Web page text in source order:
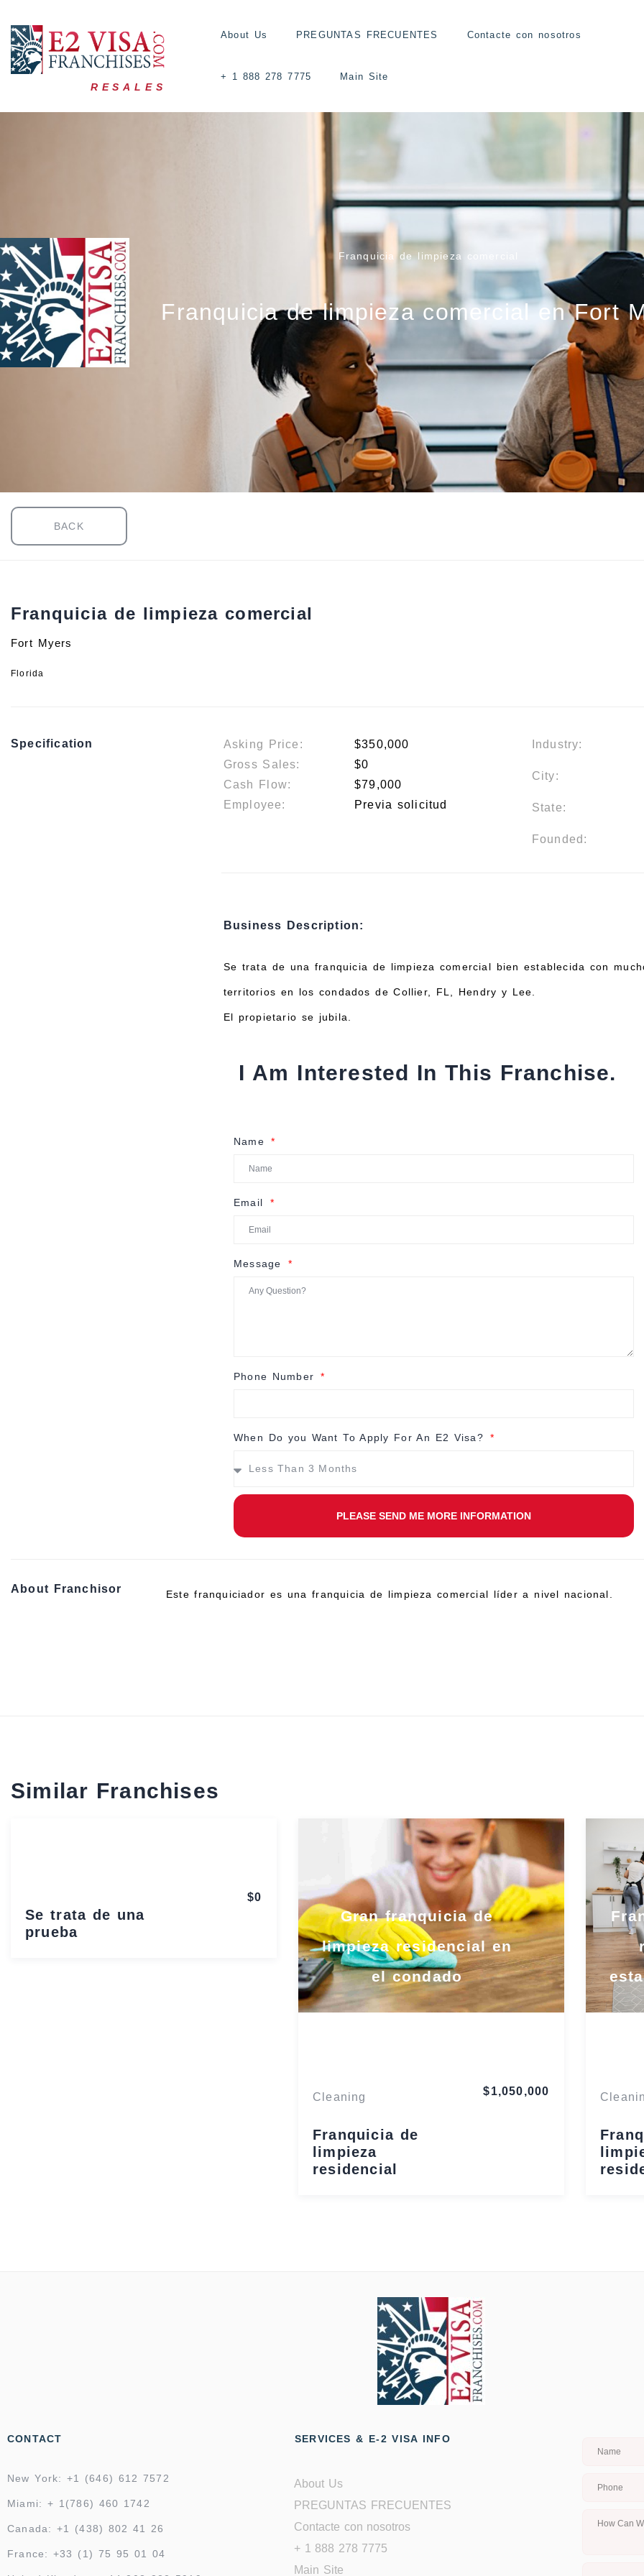
RESALES
About Us PREGUNTAS FRECUENTES Contacte con nosotros
+ 1 888 278 7775 Main Site
Franquicia de limpieza comercial
Franquicia de limpieza comercial en Fort
BACK
Franquicia de limpieza comercial
Fort Myers
Florida
Specification Asking Price:
$350,000
Gross Sales:
$0
Cash Flow:
$79,000
Employee:
Previa solicitud
Industry:
City:
State:
Founded:
Business Description:
Se trata de una franquicia de limpieza comercial bien establecida con
territorios en los condados de Collier, FL, Hendry y Lee.
El propietario se jubila.
I Am Interested In This Franchise.
Name
Email
Message
Phone Number
When Do you Want To Apply For An E2 Visa?
PLEASE SEND ME MORE INFORMATION
About Franchisor Este franquiciador es una franquicia de limpieza comercial líder a nivel nacional.
Similar Franchises
Se trata de una
prueba
$0
Gran franquicia de
limpieza residencial en
el condado
Cleaning
Franquicia de
limpieza
residencial
$1,050,000
CONTACT
New York: +1 (646) 612 7572
Miami: + 1(786) 460 1742
Canada: +1 (438) 802 41 26
France: +33 (1) 75 95 01 04
SERVICES & E-2 VISA INFO
About Us
PREGUNTAS FRECUENTES
Contacte con nosotros
+ 1 888 278 7775
Main Site